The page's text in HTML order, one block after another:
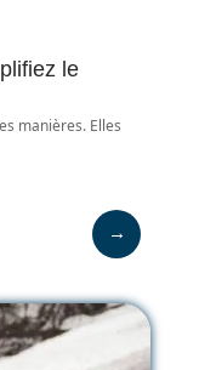
le
manières. Elles